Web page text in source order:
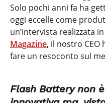
Solo pochi anni fa ha
oggi eccelle come
un’intervista realizzata
Magazine, il nostro CEO
fare un resoconto sul
Flash Battery non